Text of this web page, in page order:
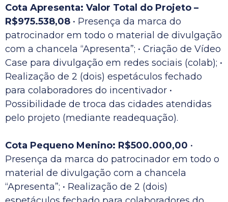
Cota Apresenta: Valor Total do Projeto –
R$975.538,08 • Presença da marca do
patrocinador em todo o material de divulgação
com a chancela “Apresenta”; • Criação de Vídeo
Case para divulgação em redes sociais (colab); •
Realização de 2 (dois) espetáculos fechado
para colaboradores do incentivador •
Possibilidade de troca das cidades atendidas
pelo projeto (mediante readequação).
Cota Pequeno Menino: R$500.000,00 •
Presença da marca do patrocinador em todo o
material de divulgação com a chancela
“Apresenta”; • Realização de 2 (dois)